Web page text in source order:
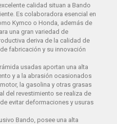
calidad situan a Bando
Es colaboradora esencial en
Kymco o Honda, además de
una gran variedad de
deriva de la calidad de
fabricación y su innovación
usadas aportan una alta
y a la abrasión ocasionados
la gasolina y otras grasas
del revestimiento se realiza de
evitar deformaciones y usuras
Bando, posee una alta